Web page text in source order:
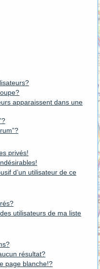
apparaissent dans une
privés!
d’un utilisateur de ce
utilisateurs de ma liste
résultat?
page blanche!?